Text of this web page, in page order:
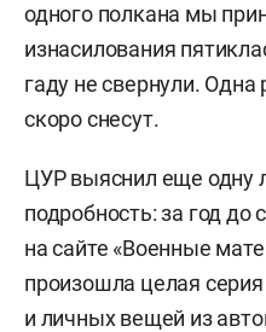
одного полкана мы
изнасилования
гаду не свернули. Одна
скоро снесут.
ЦУР выяснил еще одну
подробность: за год до
на сайте «Военные
произошла целая
и личных вещей из